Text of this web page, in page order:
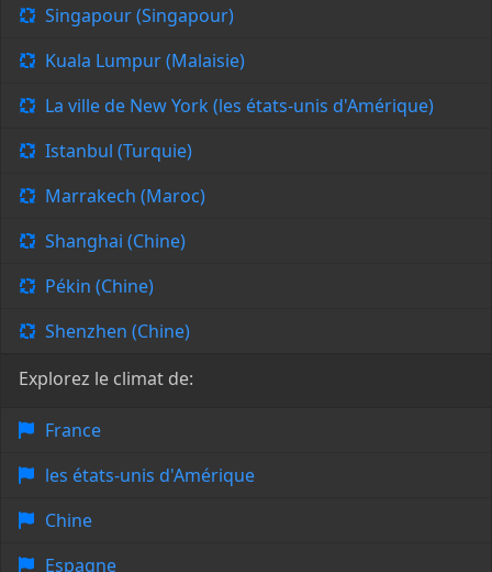
Singapour (Singapour)
Kuala Lumpur (Malaisie)
La ville de New York (les états-unis d'Amérique)
Istanbul (Turquie)
Marrakech (Maroc)
Shanghai (Chine)
Pékin (Chine)
Shenzhen (Chine)
Explorez le climat de:
France
les états-unis d'Amérique
Chine
Espagne